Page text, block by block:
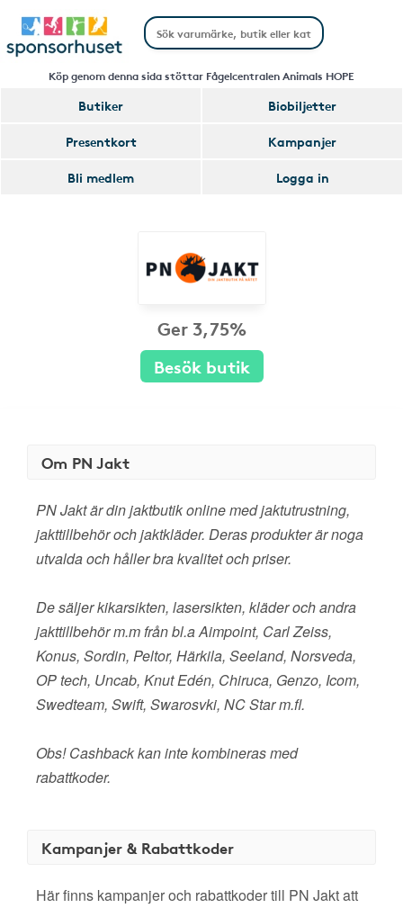
Köp genom denna sida stöttar Fågelcentralen Animals HOPE
Butiker
Biobiljetter
Presentkort
Kampanjer
Bli medlem
Logga in
Ger 3,75%
Besök butik
Om PN Jakt
PN Jakt är din jaktbutik online med jaktutrustning,
jakttillbehör och jaktkläder. Deras produkter är noga
utvalda och håller bra kvalitet och priser.
De säljer kikarsikten, lasersikten, kläder och andra
jakttillbehör m.m från bl.a Aimpoint, Carl Zeiss,
Konus, Sordin, Peltor, Härkila, Seeland, Norsveda,
OP tech, Uncab, Knut Edén, Chiruca, Genzo, Icom,
Swedteam, Swift, Swarosvki, NC Star m.fl.
Obs! Cashback kan inte kombineras med
rabattkoder.
Kampanjer & Rabattkoder
Här finns kampanjer och rabattkoder till PN Jakt att